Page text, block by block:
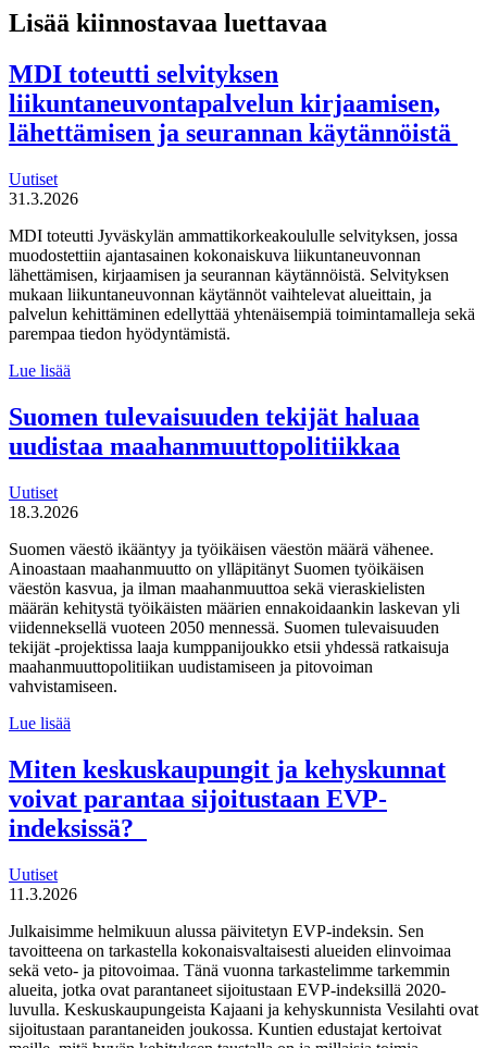
Lisää kiinnostavaa luettavaa
MDI toteutti selvityksen
liikuntaneuvontapalvelun kirjaamisen,
lähettämisen ja seurannan käytännöistä
Uutiset
31.3.2026
MDI toteutti Jyväskylän ammattikorkeakoululle selvityksen, jossa
muodostettiin ajantasainen kokonaiskuva liikuntaneuvonnan
lähettämisen, kirjaamisen ja seurannan käytännöistä. Selvityksen
mukaan liikuntaneuvonnan käytännöt vaihtelevat alueittain, ja
palvelun kehittäminen edellyttää yhtenäisempiä toimintamalleja sekä
parempaa tiedon hyödyntämistä.
Lue lisää
liikuntaneuvontapalvelun
kirjaamisen,
lähettämisen
käytännöistä
Suomen tulevaisuuden tekijät haluaa
uudistaa maahanmuuttopolitiikkaa
Uutiset
18.3.2026
Suomen väestö ikääntyy ja työikäisen väestön määrä vähenee.
Ainoastaan maahanmuutto on ylläpitänyt Suomen työikäisen
väestön kasvua, ja ilman maahanmuuttoa sekä vieraskielisten
määrän kehitystä työikäisten määrien ennakoidaankin laskevan yli
viidenneksellä vuoteen 2050 mennessä. Suomen tulevaisuuden
tekijät -projektissa laaja kumppanijoukko etsii yhdessä ratkaisuja
maahanmuuttopolitiikan uudistamiseen ja pitovoiman
vahvistamiseen.
Lue lisää
tekijät haluaa
uudistaa
maahanmuuttopolitiikkaa
Miten keskuskaupungit ja kehyskunnat
voivat parantaa sijoitustaan EVP-
indeksissä?
Uutiset
11.3.2026
Julkaisimme helmikuun alussa päivitetyn EVP-indeksin. Sen
tavoitteena on tarkastella kokonaisvaltaisesti alueiden elinvoimaa
sekä veto- ja pitovoimaa. Tänä vuonna tarkastelimme tarkemmin
alueita, jotka ovat parantaneet sijoitustaan EVP-indeksillä 2020-
luvulla. Keskuskaupungeista Kajaani ja kehyskunnista Vesilahti ovat
sijoitustaan parantaneiden joukossa. Kuntien edustajat kertoivat